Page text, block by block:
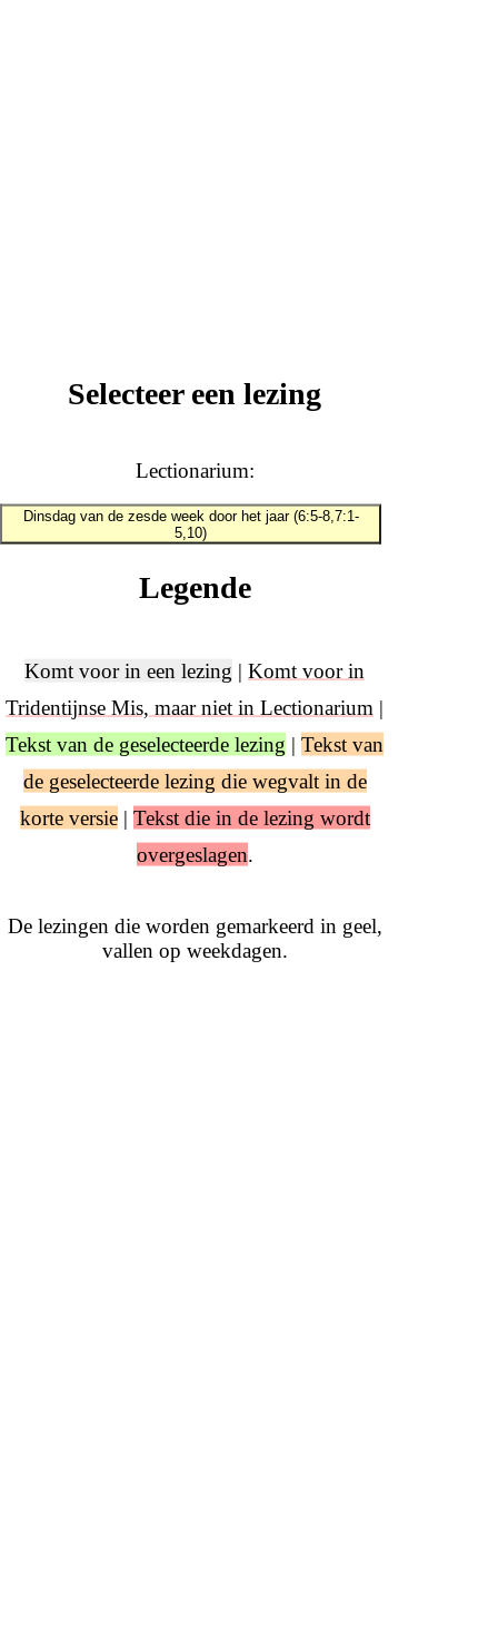
Selecteer een lezing
Lectionarium:
Dinsdag van de zesde week door het jaar (6:5-8,7:1-
5,10)
Legende
Komt voor in een lezing | Komt voor in
Tridentijnse Mis, maar niet in Lectionarium |
Tekst van de geselecteerde lezing | Tekst van
de geselecteerde lezing die wegvalt in de
korte versie| Tekst die in de lezing wordt
overgeslagen.
De lezingen die worden gemarkeerd in geel,
vallen op weekdagen.